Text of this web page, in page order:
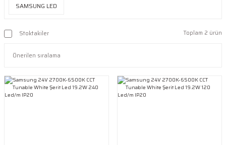
SAMSUNG LED
Stoktakiler Toplam 2 ürün